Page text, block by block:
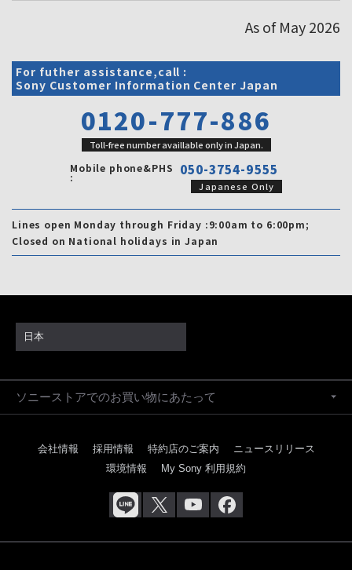
As of May 2026
For futher assistance,call :
Sony Customer Information Center Japan
0120-777-886
Toll-free number availlable only in Japan.
Mobile phone&PHS
: 050-3754-9555
Japanese Only
Lines open Monday through Friday :9:00am to 6:00pm;
Closed on National holidays in Japan
日本
ソニーストアでのお買い物にあたって
会社情報 採用情報 特約店のご案内
ニュースリリース
環境情報
My Sony 利用規約